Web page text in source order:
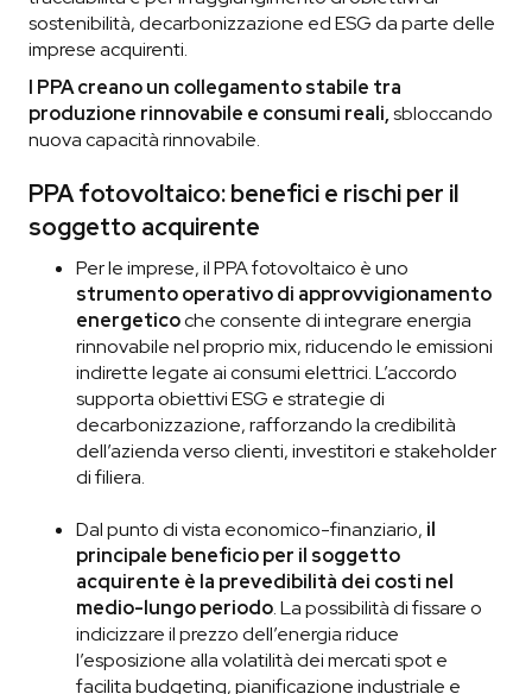
sostenibilità, decarbonizzazione ed ESG da parte delle
imprese acquirenti.
I PPA creano un collegamento stabile tra
produzione rinnovabile e consumi reali,sbloccando
nuova capacità rinnovabile.
PPA fotovoltaico: benefici e rischi per il
soggetto acquirente
Per le imprese, il PPA fotovoltaico è uno
strumento operativo di approvvigionamento
energeticoche consente di integrare energia
rinnovabile nel proprio mix, riducendo le emissioni
indirette legate ai consumi elettrici. L’accordo
supporta obiettivi ESG e strategie di
decarbonizzazione, rafforzando la credibilità
dell’azienda verso clienti, investitori e stakeholder
di filiera.
Dal punto di vista economico-finanziario, il
principale beneficio per il soggetto
acquirente è la prevedibilità dei costi nel
medio-lungo periodo. La possibilità di fissare o
indicizzare il prezzo dell’energia riduce
l’esposizione alla volatilità dei mercati spot e
facilita budgeting, pianificazione industriale e